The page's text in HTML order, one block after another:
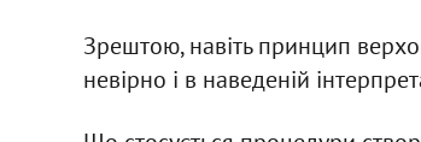
Зрештою, навіть принцип
невірно і в наведеній